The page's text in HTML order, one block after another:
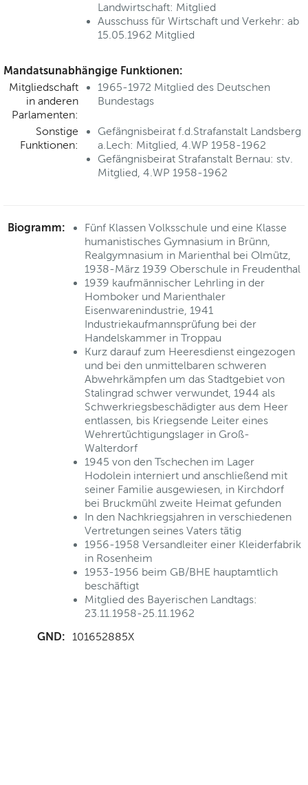
Landwirtschaft: Mitglied
Ausschuss für Wirtschaft und Verkehr: ab
15.05.1962 Mitglied
Mandatsunabhängige Funktionen:
Mitgliedschaft
in anderen
Parlamenten:
1965-1972 Mitglied des Deutschen
Bundestags
Sonstige
Funktionen:
Gefängnisbeirat f.d.Strafanstalt Landsberg
a.Lech: Mitglied, 4.WP 1958-1962
Gefängnisbeirat Strafanstalt Bernau: stv.
Mitglied, 4.WP 1958-1962
Biogramm:
Fünf Klassen Volksschule und eine Klasse
humanistisches Gymnasium in Brünn,
Realgymnasium in Marienthal bei Olmütz,
1938-März 1939 Oberschule in Freudenthal
1939 kaufmännischer Lehrling in der
Homboker und Marienthaler
Eisenwarenindustrie, 1941
Industriekaufmannsprüfung bei der
Handelskammer in Troppau
Kurz darauf zum Heeresdienst eingezogen
und bei den unmittelbaren schweren
Abwehrkämpfen um das Stadtgebiet von
Stalingrad schwer verwundet, 1944 als
Schwerkriegsbeschädigter aus dem Heer
entlassen, bis Kriegsende Leiter eines
Wehrertüchtigungslager in Groß-
Walterdorf
1945 von den Tschechen im Lager
Hodolein interniert und anschließend mit
seiner Familie ausgewiesen, in Kirchdorf
bei Bruckmühl zweite Heimat gefunden
In den Nachkriegsjahren in verschiedenen
Vertretungen seines Vaters tätig
1956-1958 Versandleiter einer Kleiderfabrik
in Rosenheim
1953-1956 beim GB/BHE hauptamtlich
beschäftigt
Mitglied des Bayerischen Landtags:
23.11.1958-25.11.1962
GND: 101652885X